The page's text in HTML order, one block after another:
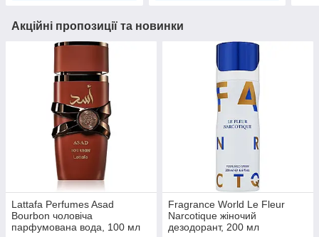
Акційні пропозиції та новинки
Lattafa Perfumes Asad
Bourbon чоловіча
парфумована вода, 100 мл
Fragrance World Le Fleur
Narcotique жіночий
дезодорант, 200 мл